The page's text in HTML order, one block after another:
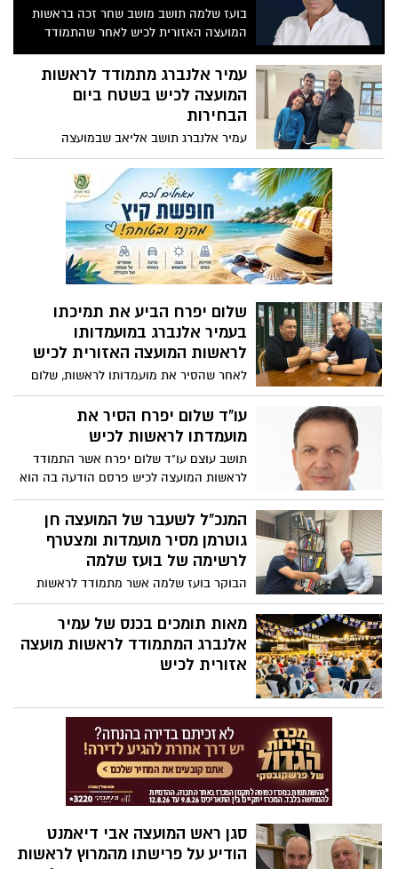
בועז שלמה תושב מושב שחר זכה בראשות
המועצה האזורית לכיש לאחר שהתמודד
בפעם השניה ברציפות. לאחר ספירת הקולות
הערב עולה כי שלמה נבחר לראשות המועצה
וקיבל 61.8% מקולות מכלל ההצבעות
עמיר אלנברג מתמודד לראשות
המועצה לכיש בשטח ביום
הבחירות
עמיר אלנברג תושב אליאב שבמועצה
האזורית לכיש מתמודד לראשות במסר הבוקר
לתושבי לכיש "אנחנו ביום הבחירות, האוירה
מדהימה, ואנחנו זוכים בכל הקלפיות לתמיכה
וחיבוק חם. אנחנו בדרך לניצחון! 5 דקות
לצאת ולהצביע 5 שנים של עשייה - אני
מבטיח! צאו לקלפיות וממשו את זכותכם
להשפיע".
שלום יפרח הביע את תמיכתו
בעמיר אלנברג במועמדותו
לראשות המועצה האזורית לכיש
לאחר שהסיר את מועמדותו לראשות, שלום
יפרח החליט לחבור לעמיר אלנברג והביע את
תמיכתו בעמיר כשהוא מציין את ההיכרות עם
העשייה והנסיון של עמיר. הערב הוא פרסם
עו"ד שלום יפרח הסיר את
מועמדתו לראשות לכיש
תושב עוצם עו"ד שלום יפרח אשר התמודד
לראשות המועצה לכיש פרסם הודעה בה הוא
מסיר את מועמדותו מהריצה לראשות. שלום
ציין שהוא מסיר את המועמדות עקב המצב
במדינה והטא אינו רואה לנכון להמשיך את
מסע הבחירות במצב הנוכחי. שלום ביקש
לדחות את הבחירות אך ממשלת ישראל דחתה
את הטענות והחליטה שהן יתקיימו למרות
המלחמה.
המנכ"ל לשעבר של המועצה חן
גוטרמן מסיר מועמדות ומצטרף
לרשימה של בועז שלמה
הבוקר בועז שלמה אשר מתמודד לראשות
המועצה האזורית לכיש זו הפעם השניה,
פרסם הודעה שבה הוא מצרף את חן גוטרמן
המנכ"ל לשעבר של מועצה אזורית לכיש אשר
התמודד בעצמו לראשות כעת מצטרף אל
מאות תומכים בכנס של עמיר
אלנברג המתמודד לראשות מועצה
אזורית לכיש
סגן ראש המועצה אבי דיאמנט
הודיע על פרישתו מהמרוץ לראשות